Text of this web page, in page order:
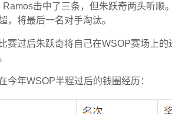
Ramos击中了三条，但朱跃奇两头听顺
，将最后一名对手淘汰。
赛过后朱跃奇将自己在WSOP赛场上
今年WSOP半程过后的钱圈经历：